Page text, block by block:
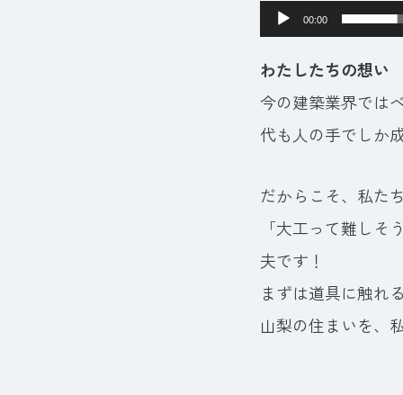
00:00
わたしたちの想い
今の建築業界では
代も人の手でしか
だからこそ、私た
「大工って難し
夫です！
まずは道具に触れ
山梨の住まいを、